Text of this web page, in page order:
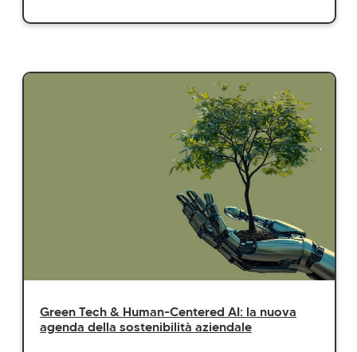
Green Tech & Human-Centered AI: la nuova
agenda della sostenibilità aziendale